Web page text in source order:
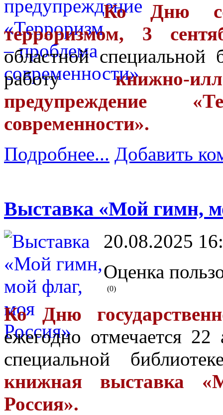
Ко Дню
терроризмом, 3
областной специальной
работукнижно-
предупреждение
современности».
Подробнее... Добавить
Выставка «Мой гимн,
20.08.2025
Оценка
(0)
Ко Дню
ежегодно отмечается 22
специальной
книжная выставка
Россия».